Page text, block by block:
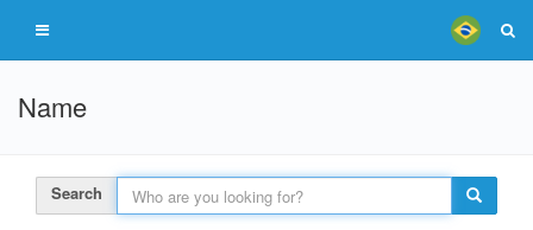
Name
Search